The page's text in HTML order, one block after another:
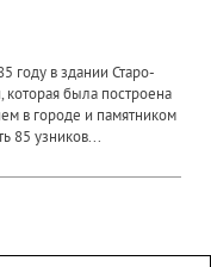
году в здании Старо-
была построена
в городе и памятником
85 узников...